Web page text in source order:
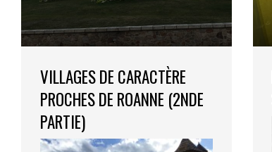
VILLAGES DE CARACTÈRE
PROCHES DE ROANNE (2NDE
PARTIE)